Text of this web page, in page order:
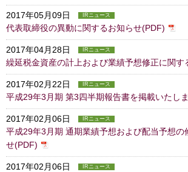
2017年05月09日 IRニュース
代表取締役の異動に関するお知らせ(PDF)
2017年04月28日 IRニュース
繰延税金資産の計上および業績予想修正に関す
2017年02月22日 IRニュース
平成29年3月期 第3四半期報告書を掲載いたしま
2017年02月06日 IRニュース
平成29年3月期 通期業績予想および配当予想の
せ(PDF)
2017年02月06日 IRニュース